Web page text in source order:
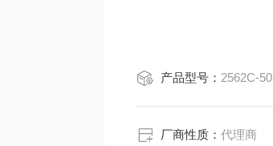
产品型号： 2562C-50
厂商性质：代理商